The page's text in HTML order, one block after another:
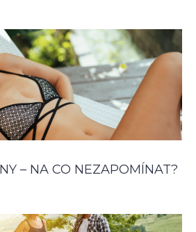
– NA CO NEZAPOMÍNAT?